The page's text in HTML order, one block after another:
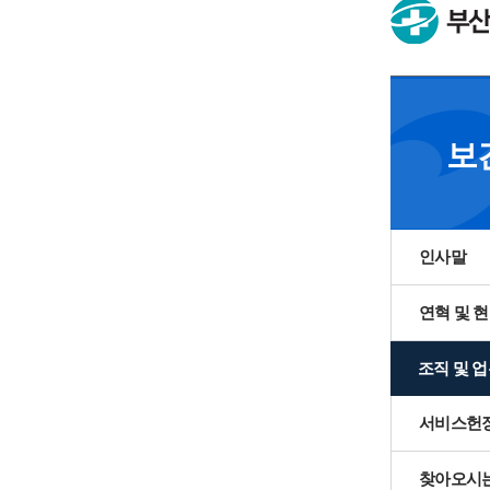
열린마
보
인사말
연혁 및
조직 및
서비스헌
찾아오시